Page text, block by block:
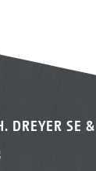
DREYER SE